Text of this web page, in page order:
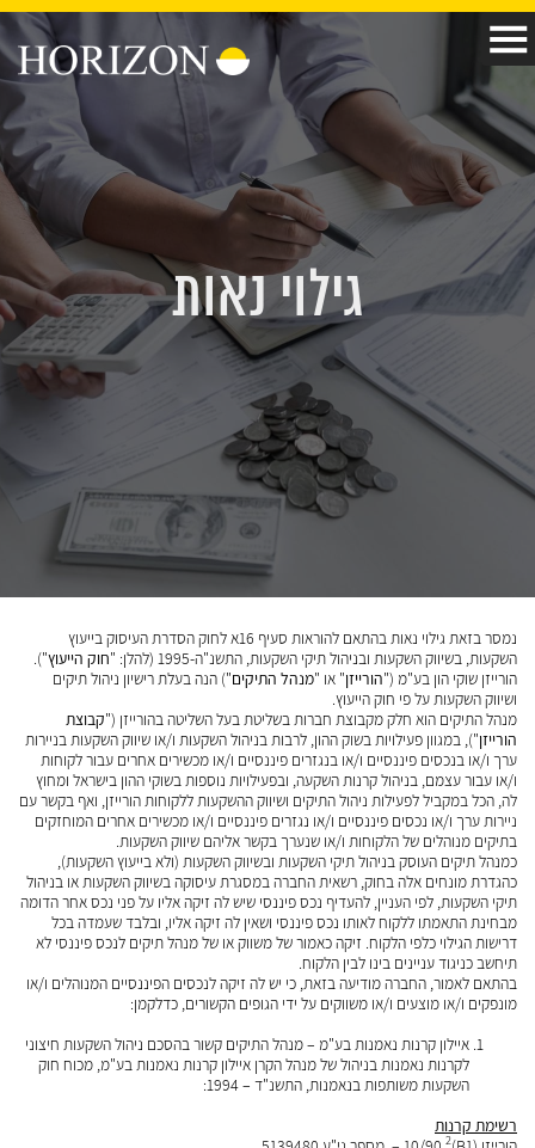
גילוי נאות
נמסר בזאת גילוי נאות בהתאם להוראות סעיף 16א לחוק הסדרת העיסוק בייעוץ
השקעות, בשיווק השקעות ובניהול תיקי השקעות, התשנ"ה-1995 (להלן: "
חוק הייעוץ").
הורייזן שוקי הון בע"מ ("הורייזן" או "מנהל התיקים") הנה בעלת רישיון ניהול תיקים
ושיווק השקעות על פי חוק הייעוץ.
מנהל התיקים הוא חלק מקבוצת חברות בשליטת בעל השליטה בהורייזן ("קבוצת
הורייזן"), במגוון פעילויות בשוק ההון, לרבות בניהול השקעות ו/או שיווק השקעות בניירות
ערך ו/או בנכסים פיננסיים ו/או בנגזרים פיננסיים ו/או מכשירים אחרים עבור לקוחות
ו/או עבור עצמם, בניהול קרנות השקעה, ובפעילויות נוספות בשוקי ההון בישראל ומחוץ
לה, הכל במקביל לפעילות ניהול התיקים ושיווק ההשקעות ללקוחות הורייזן, ואף בקשר עם
ניירות ערך ו/או נכסים פיננסיים ו/או נגזרים פיננסיים ו/או מכשירים אחרים המוחזקים
בתיקים מנוהלים של הלקוחות ו/או שנערך בקשר אליהם שיווק השקעות.
כמנהל תיקים העוסק בניהול תיקי השקעות ובשיווק השקעות (ולא בייעוץ השקעות),
כהגדרת מונחים אלה בחוק, רשאית החברה במסגרת עיסוקה בשיווק השקעות או בניהול
תיקי השקעות, לפי העניין, להעדיף נכס פיננסי שיש לה זיקה אליו על פני נכס אחר הדומה
מבחינת התאמתו ללקוח לאותו נכס פיננסי ושאין לה זיקה אליו, ובלבד שעמדה בכל
דרישות הגילוי כלפי הלקוח. זיקה כאמור של משווק או של מנהל תיקים לנכס פיננסי לא
תיחשב כניגוד עניינים בינו לבין הלקוח.
בהתאם לאמור, החברה מודיעה בזאת, כי יש לה זיקה לנכסים הפיננסיים המנוהלים ו/או
מונפקים ו/או מוצעים ו/או משווקים על ידי הגופים הקשורים, כדלקמן:
איילון קרנות נאמנות בע"מ – מנהל התיקים קשור בהסכם ניהול השקעות חיצוני
לקרנות נאמנות בניהול של מנהל הקרן איילון קרנות נאמנות בע"מ, מכוח חוק
השקעות משותפות בנאמנות, התשנ"ד – 1994:
רשימת קרנות
2